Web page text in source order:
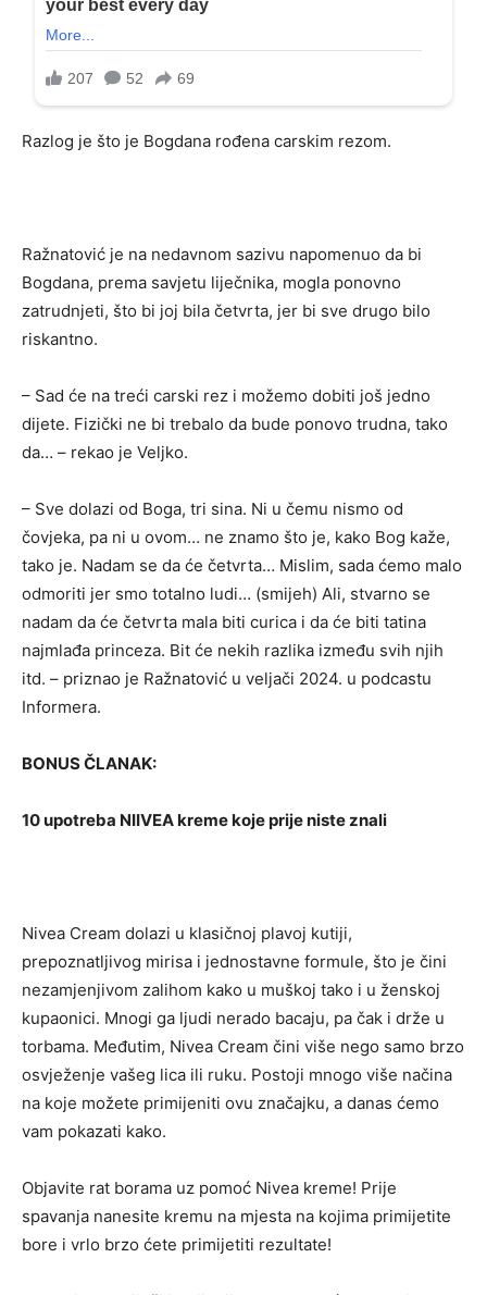
Razlog je što je Bogdana rođena carskim rezom.
Ražnatović je na nedavnom sazivu napomenuo da bi
Bogdana, prema savjetu liječnika, mogla ponovno
zatrudnjeti, što bi joj bila četvrta, jer bi sve drugo bilo
riskantno.
– Sad će na treći carski rez i možemo dobiti još jedno
dijete. Fizički ne bi trebalo da bude ponovo trudna, tako
da… – rekao je Veljko.
– Sve dolazi od Boga, tri sina. Ni u čemu nismo od
čovjeka, pa ni u ovom… ne znamo što je, kako Bog kaže,
tako je. Nadam se da će četvrta… Mislim, sada ćemo malo
odmoriti jer smo totalno ludi… (smijeh) Ali, stvarno se
nadam da će četvrta mala biti curica i da će biti tatina
najmlađa princeza. Bit će nekih razlika između svih njih
itd. – priznao je Ražnatović u veljači 2024. u podcastu
Informera.
BONUS ČLANAK:
10 upotreba NIIVEA kreme koje prije niste znali
Nivea Cream dolazi u klasičnoj plavoj kutiji,
prepoznatljivog mirisa i jednostavne formule, što je čini
nezamjenjivom zalihom kako u muškoj tako i u ženskoj
kupaonici. Mnogi ga ljudi nerado bacaju, pa čak i drže u
torbama. Međutim, Nivea Cream čini više nego samo brzo
osvježenje vašeg lica ili ruku. Postoji mnogo više načina
na koje možete primijeniti ovu značajku, a danas ćemo
vam pokazati kako.
Objavite rat borama uz pomoć Nivea kreme! Prije
spavanja nanesite kremu na mjesta na kojima primijetite
bore i vrlo brzo ćete primijetiti rezultate!